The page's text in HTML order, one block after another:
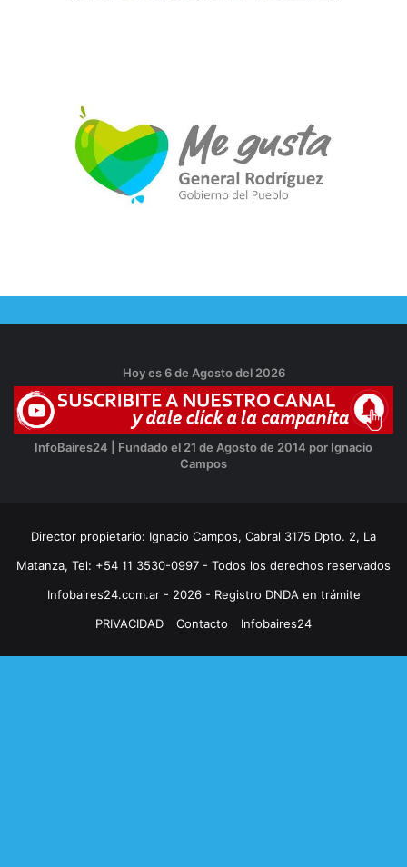
Hoy es 6 de Agosto del 2026
InfoBaires24 | Fundado el 21 de Agosto de 2014 por Ignacio
Campos
Director propietario: Ignacio Campos, Cabral 3175 Dpto. 2, La
Matanza, Tel: +54 11 3530-0997 - Todos los derechos reservados
Infobaires24.com.ar - 2026 - Registro DNDA en trámite
PRIVACIDAD
Contacto Infobaires24